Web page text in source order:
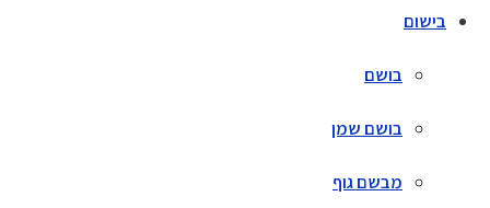
בישום
בושם
בושם שמן
מבשם גוף